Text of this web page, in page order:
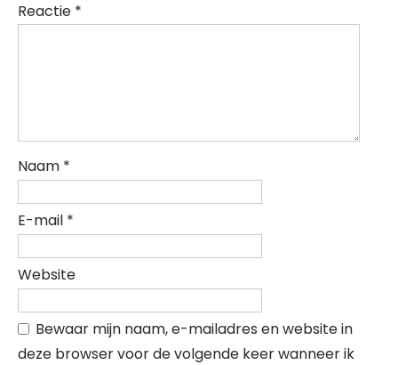
Reactie *
Naam *
E-mail *
Website
Bewaar mijn naam, e-mailadres en website in
deze browser voor de volgende keer wanneer ik